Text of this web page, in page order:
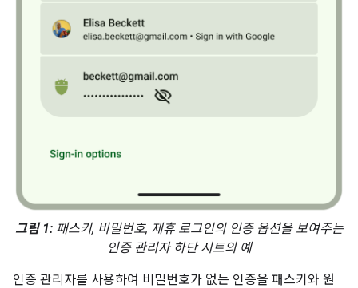
그림 1:패스키, 비밀번호, 제휴 로그인의 인증 옵션을 보여주는
인증 관리자 하단 시트의 예
인증 관리자를 사용하여 비밀번호가 없는 인증을 패스키와 원